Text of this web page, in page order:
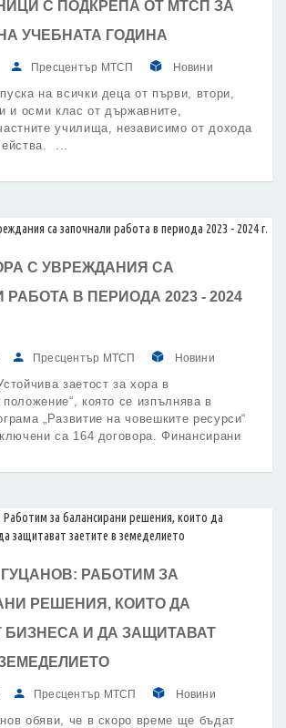
С ПОДКРЕПА ОТ МТСП ЗА
УЧЕБНАТА ГОДИНА
Пресцентър МТСП Новини
на всички деца от първи, втори,
и осми клас от държавните,
училища, независимо от дохода
С УВРЕЖДАНИЯ СА
В ПЕРИОДА 2023 - 2024
Пресцентър МТСП Новини
заетост за хора в
положение“, която се изпълнява в
„Развитие на човешките ресурси“
са 164 договора. Финансирани
дейност.
РАБОТИМ ЗА
РЕШЕНИЯ, КОИТО ДА
БИЗНЕСА И ДА ЗАЩИТАВАТ
Пресцентър МТСП Новини
обяви, че в скоро време ще бъдат